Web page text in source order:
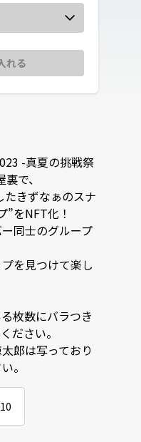
れる
-真夏の挑戦祭
で、
たきずなぁのスナ
をNFT化！
同士のグループ
を見つけて楽し
枚数にバラつき
ださい。
郎は写っており
。